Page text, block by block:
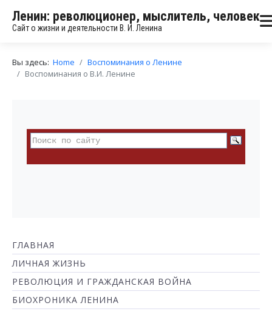
Ленин: революционер, мыслитель, человек
Сайт о жизни и деятельности В. И. Ленина
Вы здесь: Home
Воспоминания о Ленине
Воспоминания о В.И. Ленине
ГЛАВНАЯ
ЛИЧНАЯ ЖИЗНЬ
РЕВОЛЮЦИЯ И ГРАЖДАНСКАЯ ВОЙНА
БИОХРОНИКА ЛЕНИНА